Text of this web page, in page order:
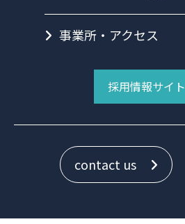
事業所・アクセス
採用情報サイト
contact us